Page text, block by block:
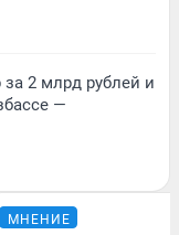
2 млрд рублей и
—
МНЕНИЕ